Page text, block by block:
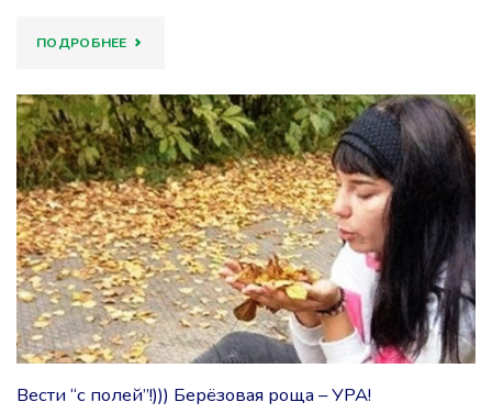
ПОДРОБНЕЕ"ВЕСТИ
ПОЛЕЙ”!)))
БЕРЁЗОВАЯ
РОЩА
–
УРА!"
Вести “с полей”!))) Берёзовая роща – УРА!